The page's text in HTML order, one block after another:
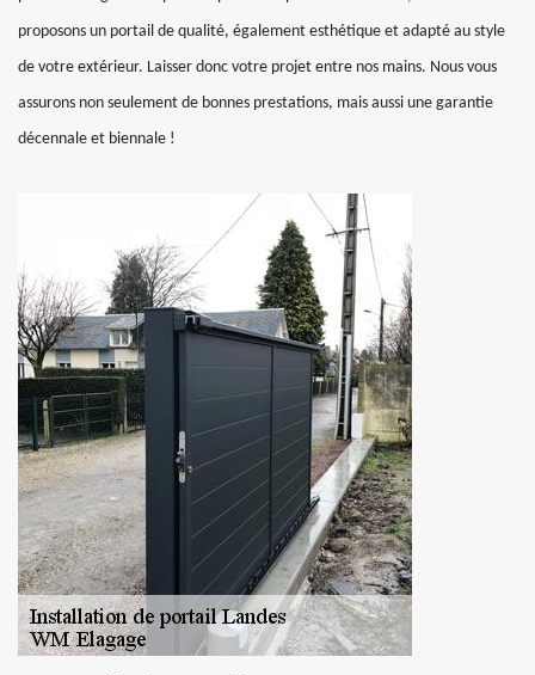
proposons un portail de qualité, également esthétique et adapté au style
de votre extérieur. Laisser donc votre projet entre nos mains. Nous vous
assurons non seulement de bonnes prestations, mais aussi une garantie
décennale et biennale !